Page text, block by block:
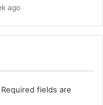
ago
Required fields are